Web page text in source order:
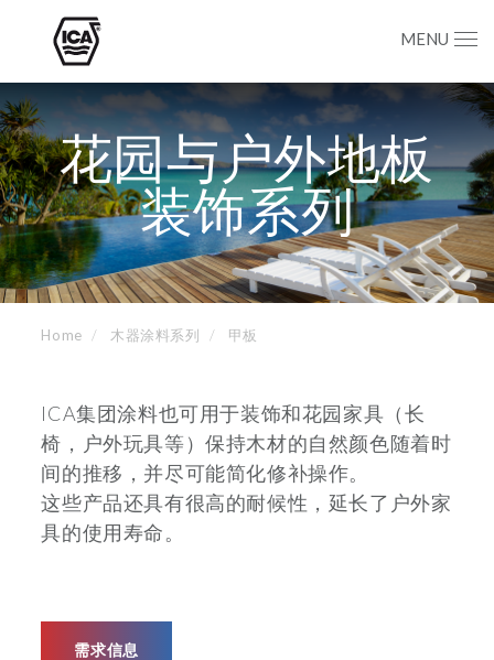
MENU
花园与户外地板
装饰系列
Home 木器涂料系列 甲板
ICA集团涂料也可用于装饰和花园家具（长
椅，户外玩具等）保持木材的自然颜色随着时
间的推移，并尽可能简化修补操作。
这些产品还具有很高的耐候性，延长了户外家
具的使用寿命。
需求信息